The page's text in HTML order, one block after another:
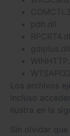
Los archivos
incluso
ilustra en la
Sin olvidar